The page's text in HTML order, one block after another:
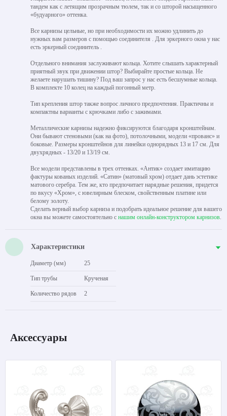
тандем как с летящим прозрачным тюлем, так и со шторой насыщенного
«будуарного» оттенка.
Все карнизы цельные, но при необходимости их можно удлинить до
нужных вам размеров с помощью соединителя . Для эркерного окна у нас
есть эркерный соединитель .
Отдельного внимания заслуживают кольца. Хотите слышать характерный
приятный звук при движении штор? Выбирайте простые кольца. Не
желаете нарушать тишину? Под ваш запрос у нас есть бесшумные кольца.
В комплекте 10 колец на каждый погонный метр.
Тип крепления штор также вопрос личного предпочтения. Практичны и
компактны варианты с крючками либо с зажимами.
Металлические карнизы надежно фиксируются благодаря кронштейнам.
Они бывают стеновыми (как на фото), потолочными, модели «прованс» и
боковые. Размеры кронштейнов для линейки однорядных 13 и 17 см. Для
двухрядных - 13/20 и 13/19 см.
Все модели представлены в трех оттенках. «Антик» создает имитацию
фактуры кованых изделий. «Сатин» (матовый хром) отдает дань эстетике
матового серебра. Тем же, кто предпочитает нарядные решения, придется
по вкусу «Хром», с ювелирным блеском, свойственным платине или
белому золоту.
Сделать верный выбор карниза и подобрать идеальное решение для вашего
окна вы можете самостоятельно с нашим онлайн-конструктором карнизов.
Характеристики
Диаметр (мм) 25
Тип трубы Крученая
Количество рядов 2
Аксессуары